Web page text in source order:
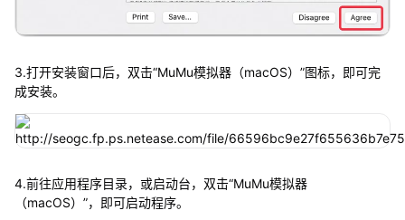
3.打开安装窗口后，双击“MuMu模拟器（macOS）”图标，即可完
成安装。
4.前往应用程序目录，或启动台，双击“MuMu模拟器
（macOS）”，即可启动程序。